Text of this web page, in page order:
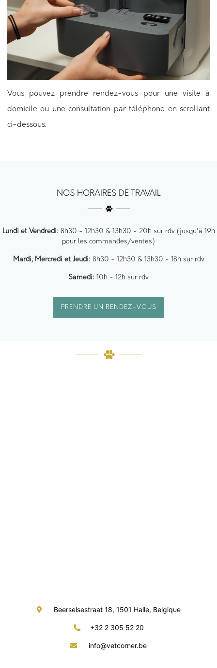
Vous pouvez prendre rendez-vous pour une visite à
domicile ou une consultation par téléphone en scrollant
ci-dessous.
NOS HORAIRES DE TRAVAIL
Lundi et Vendredi:8h30 - 12h30 & 13h30 - 20h sur rdv (jusqu'à 19h
pour les commandes/ventes)
Mardi, Mercredi et Jeudi:8h30 - 12h30 & 13h30 - 18h sur rdv
Samedi: 10h - 12h sur rdv
PRENDRE UN RENDEZ-VOUS
Beerselsestraat 18, 1501 Halle, Belgique
+32 2 305 52 20
info@vetcorner.be